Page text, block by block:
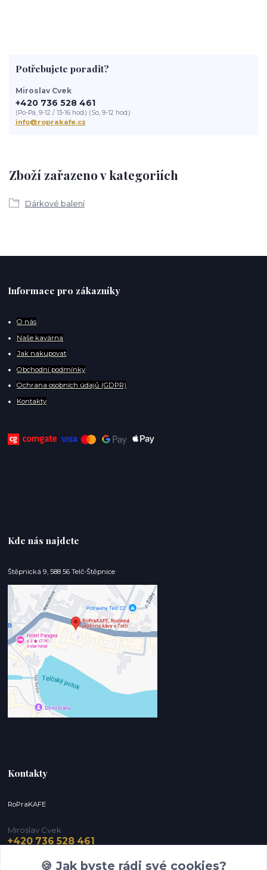
Zboží zařazeno v kategoriích
Dárkové balení
Potřebujete poradit?
Miroslav Cvek
+420 736 528 461
(Po-Pá, 9-12 / 13-16 hod.) (So, 9-12 hod.)
info@roprakafe.cz
Informace pro zákazníky
O nás
Naše kavárna
Jak nakupovat
Obchodní podmínky
Ochrana osobních údajů (GDPR)
Kontakty
Kde nás najdete
Štěpnická 9, 588 56 Telč-Štěpnice
Kontakty
RoPraKAFE
Miroslav Cvek
+420 736 528 461
🍪 Jak byste rádi své cookies?